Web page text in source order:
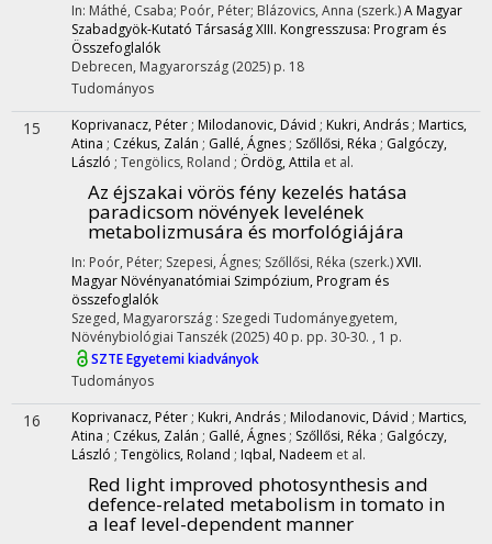
In: Máthé, Csaba; Poór, Péter; Blázovics, Anna (szerk.)A Magyar
Szabadgyök-Kutató Társaság XIII. Kongresszusa: Program és
Összefoglalók
Debrecen, Magyarország (2025) p. 18
Tudományos
15 Koprivanacz, Péter ; Milodanovic, Dávid ; Kukri, András ; Martics,
Atina ; Czékus, Zalán ; Gallé, Ágnes ; Szőllősi, Réka ; Galgóczy,
László ; Tengölics, Roland ; Ördög, Attila et al.
Az éjszakai vörös fény kezelés hatása
paradicsom növények levelének
metabolizmusára és morfológiájára
In: Poór, Péter; Szepesi, Ágnes; Szőllősi, Réka (szerk.)XVII.
Magyar Növényanatómiai Szimpózium, Program és
összefoglalók
Szeged, Magyarország : Szegedi Tudományegyetem,
Növénybiológiai Tanszék (2025) 40 p. pp. 30-30. , 1 p.
SZTE Egyetemi kiadványok
Tudományos
16 Koprivanacz, Péter ; Kukri, András ; Milodanovic, Dávid ; Martics,
Atina ; Czékus, Zalán ; Gallé, Ágnes ; Szőllősi, Réka ; Galgóczy,
László ; Tengölics, Roland ; Iqbal, Nadeem et al.
Red light improved photosynthesis and
defence-related metabolism in tomato in
a leaf level-dependent manner